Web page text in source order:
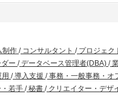
制作 /コンサルタント /プロジェク
ー /データベース管理者(DBA) /
/導入支援 /事務・一般事務・オ
若手 /秘書 /クリエイター・デザ